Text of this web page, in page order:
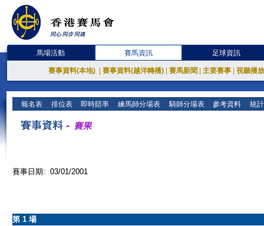
馬場活動 賽馬資訊 足球資訊
賽事資料(本地) 賽事資料(越洋轉播) 賽馬新聞 主要賽事 視聽播
報名表 排位表 即時賠率 練馬師分場表 騎師分場表 參考資料 統
賽事日期: 03/01/2001
第 1 場